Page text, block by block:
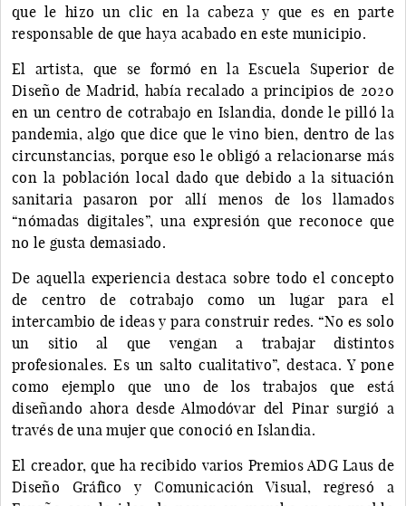
que le hizo un clic en la cabeza y que es en parte
responsable de que haya acabado en este municipio.
El artista, que se formó en la Escuela Superior de
Diseño de Madrid, había recalado a principios de 2020
en un centro de cotrabajo en Islandia, donde le pilló la
pandemia, algo que dice que le vino bien, dentro de las
circunstancias, porque eso le obligó a relacionarse más
con la población local dado que debido a la situación
sanitaria pasaron por allí menos de los llamados
“nómadas digitales”, una expresión que reconoce que
no le gusta demasiado.
De aquella experiencia destaca sobre todo el concepto
de centro de cotrabajo como un lugar para el
intercambio de ideas y para construir redes. “No es solo
un sitio al que vengan a trabajar distintos
profesionales. Es un salto cualitativo”, destaca. Y pone
como ejemplo que uno de los trabajos que está
diseñando ahora desde Almodóvar del Pinar surgió a
través de una mujer que conoció en Islandia.
El creador, que ha recibido varios Premios ADG Laus de
Diseño Gráfico y Comunicación Visual, regresó a